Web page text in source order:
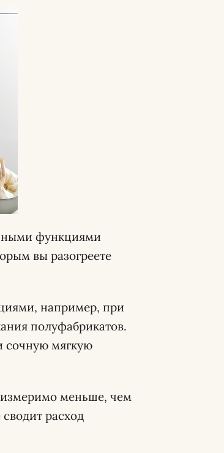
функциями
вы разогреете
например, при
полуфабрикатов.
сочную мягкую
меньше, чем
расход